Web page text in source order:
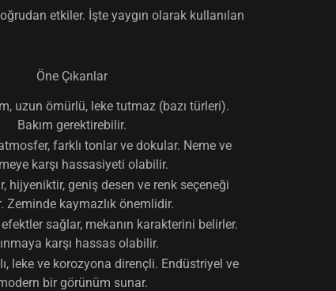
etkiler. İşte yaygın olarak kullanılan
Öne Çıkanlar
uzun ömürlü, leke tutmaz (bazı türleri).
Bakım gerektirebilir.
farklı tonlar ve dokular. Neme ve
karşı hassasiyeti olabilir.
hijyeniktir, geniş desen ve renk seçeneği
Zeminde kaymazlık önemlidir.
sağlar, mekanın karakterini belirler.
karşı hassas olabilir.
leke ve korozyona dirençli. Endüstriyel ve
bir görünüm sunar.